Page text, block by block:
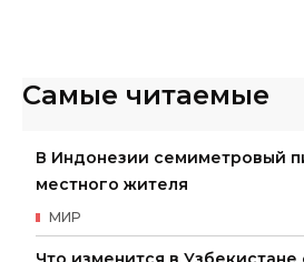
Самые читаемые
В Индонезии семиметровый
местного жителя
МИР